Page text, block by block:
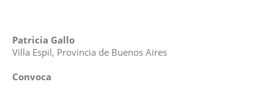
Patricia Gallo
Villa Espil, Provincia de Buenos Aires
Convoca